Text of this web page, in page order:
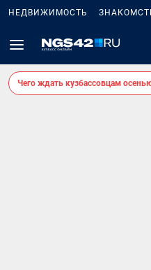
НЕДВИЖИМОСТЬ
Чего ждать кузбассовцам